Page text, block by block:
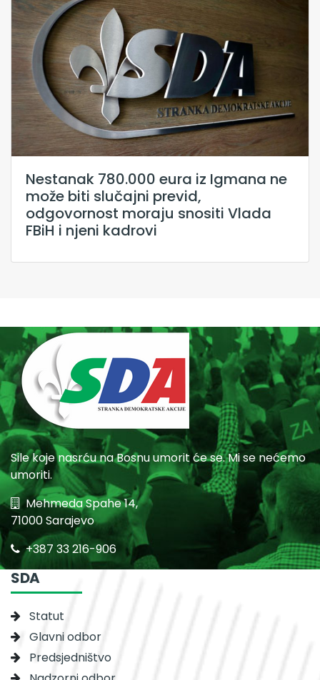
Nestanak 780.000 eura iz Igmana ne
može biti slučajni previd,
odgovornost moraju snositi Vlada
FBiH i njeni kadrovi
Sile koje nasrću na Bosnu umorit će se. Mi se nećemo
umoriti.
Mehmeda Spahe 14,
71000 Sarajevo
+387 33 216-906
SDA
Statut
Glavni odbor
Predsjedništvo